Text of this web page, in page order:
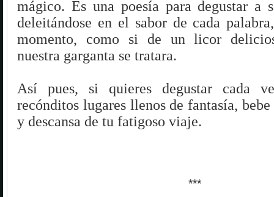
mágico. Es una poesía para degustar a
deleitándose en el sabor de cada
momento, como si de un licor
nuestra garganta se tratara.
Así pues, si quieres degustar cada
recónditos lugares llenos de fantasía,
y descansa de tu fatigoso viaje.
***